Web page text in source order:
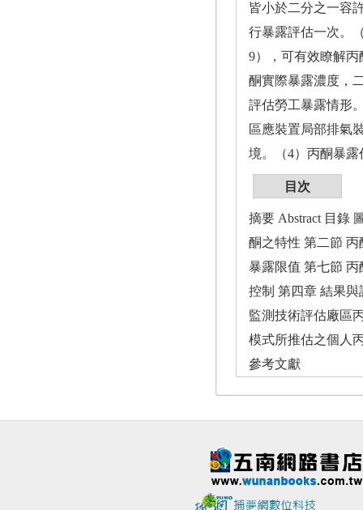
皆小於二分之一容
行暴露評估一次。
9），可有效瞭解
酮實際暴露濃度，
評估勞工暴露情形
區應裝置局部排氣
境。（4）丙酮暴
目次
摘要 Abstract 目錄
酮之特性 第二節
暴露限值 第七節
控制 第四章 結果
監測技術評估廠區
模式所推估之個人
參考文獻